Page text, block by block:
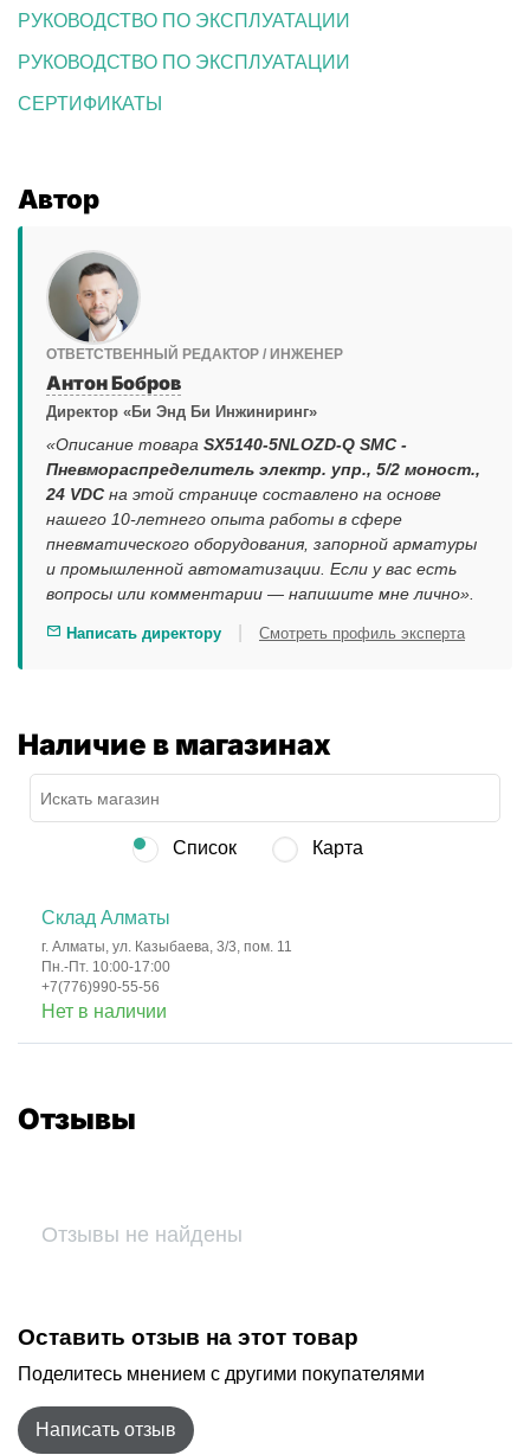
РУКОВОДСТВО ПО ЭКСПЛУАТАЦИИ
РУКОВОДСТВО ПО ЭКСПЛУАТАЦИИ
СЕРТИФИКАТЫ
Автор
ОТВЕТСТВЕННЫЙ РЕДАКТОР / ИНЖЕНЕР
Антон Бобров
Директор «Би Энд Би Инжиниринг»
«Описание товара SX5140-5NLOZD-Q SMC -
Пневмораспределитель электр. упр., 5/2 моност.,
24 VDC на этой странице составлено на основе
нашего 10-летнего опыта работы в сфере
пневматического оборудования, запорной арматуры
и промышленной автоматизации. Если у вас есть
вопросы или комментарии — напишите мне лично».
Написать директору Смотреть профиль эксперта
Наличие в магазинах
Список Карта
Склад Алматы
г. Алматы, ул. Казыбаева, 3/3, пом. 11
Пн.-Пт. 10:00-17:00
+7(776)990-55-56
Нет в наличии
Отзывы
Отзывы не найдены
Оставить отзыв на этот товар
Поделитесь мнением с другими покупателями
Написать отзыв